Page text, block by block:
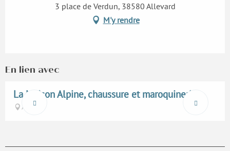
3 place de Verdun, 38580 Allevard
M'y rendre
En lien avec
La Maison Alpine, chaussure et maroquinerie
Allevard